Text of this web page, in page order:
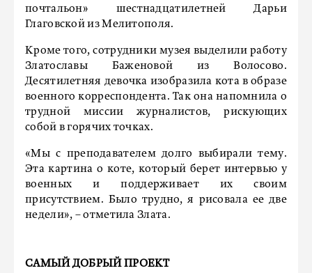
почтальон» шестнадцатилетней Дарьи
Глаговской из Мелитополя.
Кроме того, сотрудники музея выделили работу
Златославы Баженовой из Волосово.
Десятилетняя девочка изобразила кота в образе
военного корреспондента. Так она напомнила о
трудной миссии журналистов, рискующих
собой в горячих точках.
«Мы с преподавателем долго выбирали тему.
Эта картина о коте, который берет интервью у
военных и поддерживает их своим
присутствием. Было трудно, я рисовала ее две
недели», – отметила Злата.
САМЫЙ ДОБРЫЙ ПРОЕКТ